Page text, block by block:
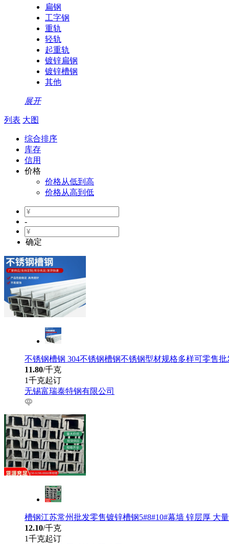
扁钢
工字钢
重轨
轻轨
起重轨
镀锌扁钢
镀锌槽钢
其他
展开
列表 大图
综合排序
库存
信用
价格
价格从低到高
价格从高到低
-
确定
不锈钢槽钢 304不锈钢槽钢不锈钢型材规格多样可零售
11.80/千克
1千克起订
无锡富瑞泰特钢有限公司
槽钢江苏常州批发零售镀锌槽钢5#8#10#幕墙 锌层厚 大
12.10/千克
1千克起订